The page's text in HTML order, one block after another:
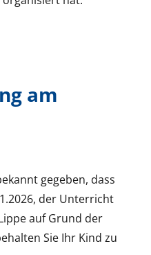
am
gegeben, dass
der Unterricht
auf Grund der
Sie Ihr Kind zu